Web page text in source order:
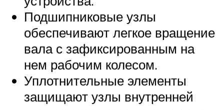
Подшипниковые узлы
обеспечивают легкое вращение
вала с зафиксированным на
нем рабочим колесом.
Уплотнительные элементы
защищают узлы внутренней